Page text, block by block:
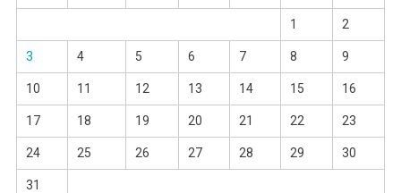
1 2
3 4 5 6 7 8 9
10 11 12 13 14 15 16
17 18 19 20 21 22 23
24 25 26 27 28 29 30
31